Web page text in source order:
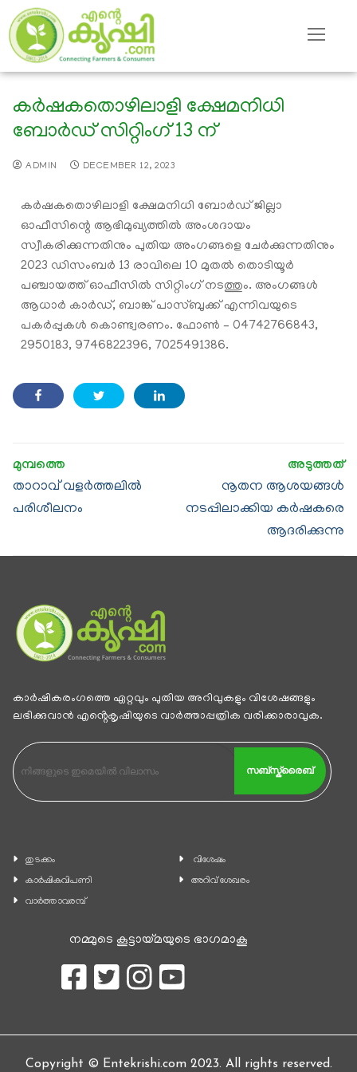
കര്‍ഷകതൊഴിലാളി ക്ഷേമനിധി
ബോര്‍ഡ് സിറ്റിംഗ് 13 ന്
ADMIN DECEMBER 12, 2023
കര്‍ഷകതൊഴിലാളി ക്ഷേമനിധി ബോര്‍ഡ് ജില്ലാ
ഓഫീസിന്റെ ആഭിമുഖ്യത്തില്‍ അംശദായം
സ്വീകരിക്കുന്നതിനും പുതിയ അംഗങ്ങളെ ചേര്‍ക്കുന്നതിനും
2023 ഡിസംബര്‍ 13 രാവിലെ 10 മുതല്‍ തൊടിയൂര്‍
പഞ്ചായത്ത് ഓഫീസില്‍ സിറ്റിംഗ് നടത്തും. അംഗങ്ങള്‍
ആധാര്‍ കാര്‍ഡ്, ബാങ്ക് പാസ്ബുക്ക് എന്നിവയുടെ
പകര്‍പ്പുകള്‍ കൊണ്ട്വരണം. ഫോണ്‍ – 04742766843,
2950183, 9746822396, 7025491386.
താറാവ് വളര്‍ത്തലില്‍
പരിശീലനം
നൂതന ആശയങ്ങള്‍
നടപ്പിലാക്കിയ കര്‍ഷകരെ
ആദരിക്കുന്നു
കാര്‍ഷികരംഗത്തെ ഏറ്റവും പുതിയ അറിവുകളും വിശേഷങ്ങളും
ലഭിക്കുവാന്‍ എൻ്റെകൃഷിയുടെ വാര്‍ത്താപ്പത്രിക വരിക്കാരാവുക.
സബ്സ്ക്രൈബ്
തുടക്കം
കാ‍ർഷികവിപണി
വാര്‍ത്താവരമ്പ്
വിശേഷം
അറിവ് ശേഖരം
നമ്മുടെ കൂട്ടായ്മയുടെ ഭാഗമാകൂ
Copyright © Entekrishi.com 2023. All rights reserved.